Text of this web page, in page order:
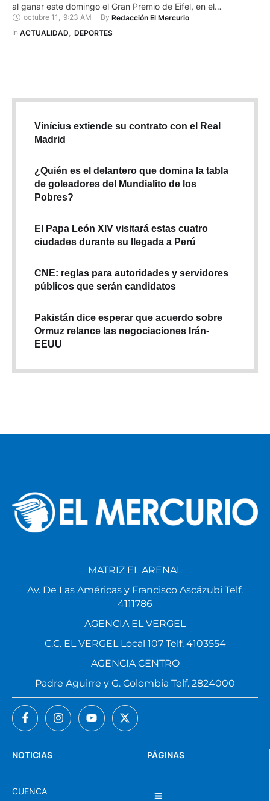
al ganar este domingo el Gran Premio de Eifel, en el
Nürburgring (Alemania), circuito en el que igualó el récord de
triunfos en la categoría reina (91) del alemán Michael
octubre 11 , 9:23 AM By Redacción El Mercurio
In ACTUALIDAD DEPORTES
Vinícius extiende su contrato con el Real
Madrid
¿Quién es el delantero que domina la tabla
de goleadores del Mundialito de los
Pobres?
El Papa León XIV visitará estas cuatro
ciudades durante su llegada a Perú
CNE: reglas para autoridades y servidores
públicos que serán candidatos
Pakistán dice esperar que acuerdo sobre
Ormuz relance las negociaciones Irán-
EEUU
PÁGINAS
NOTICIAS
CUENCA
MATRIZ EL ARENAL
Av. De Las Américas y Francisco Ascázubi Telf.
4111786
AGENCIA EL VERGEL
C.C. EL VERGEL Local 107 Telf. 4103554
AGENCIA CENTRO
Padre Aguirre y G. Colombia Telf. 2824000